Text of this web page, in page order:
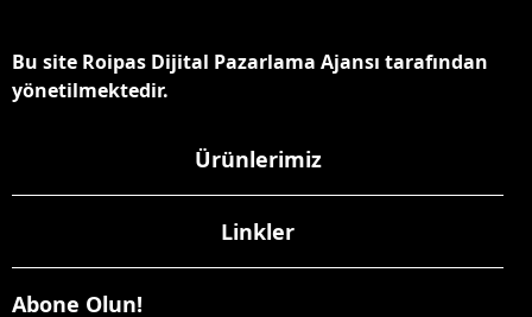
Bu site Roipas Dijital Pazarlama Ajansı tarafından
yönetilmektedir.
Ürünlerimiz
Linkler
Abone Olun!